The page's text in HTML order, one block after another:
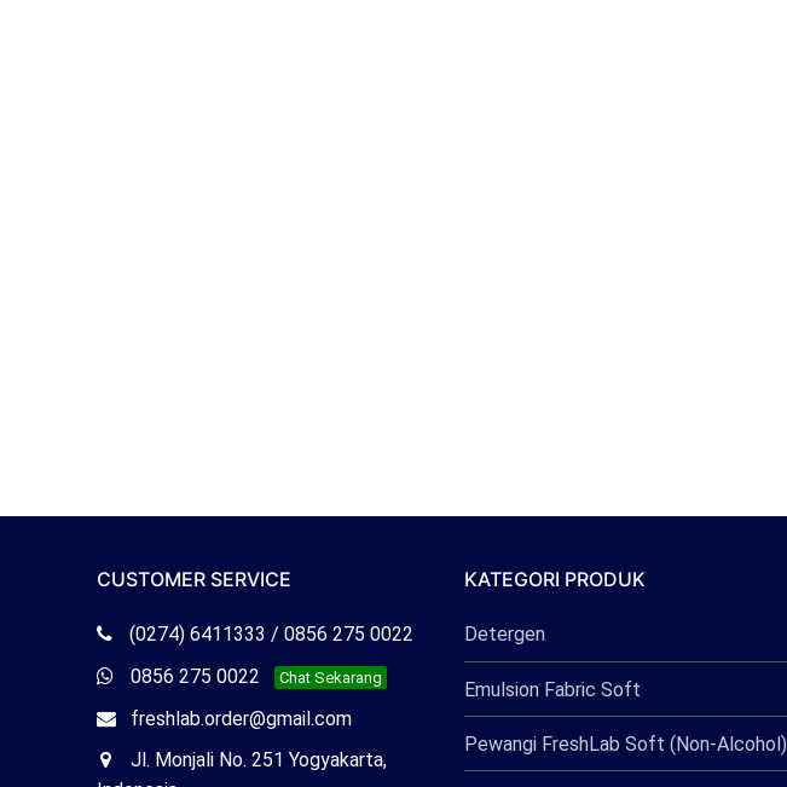
CUSTOMER SERVICE
Telepon
Freshlab
(0274) 6411333 / 0856 275 0022
Whatsapp
Freshlab
0856 275 0022 Chat Sekarang
Email
Freshlab
freshlab.order@gmail.com
OfficeJl. Monjali No. 251 Yogyakarta,
KATEGORI PRODUK
Detergen
Emulsion Fabric Soft
Pewangi FreshLab Soft (Non-Alcohol)